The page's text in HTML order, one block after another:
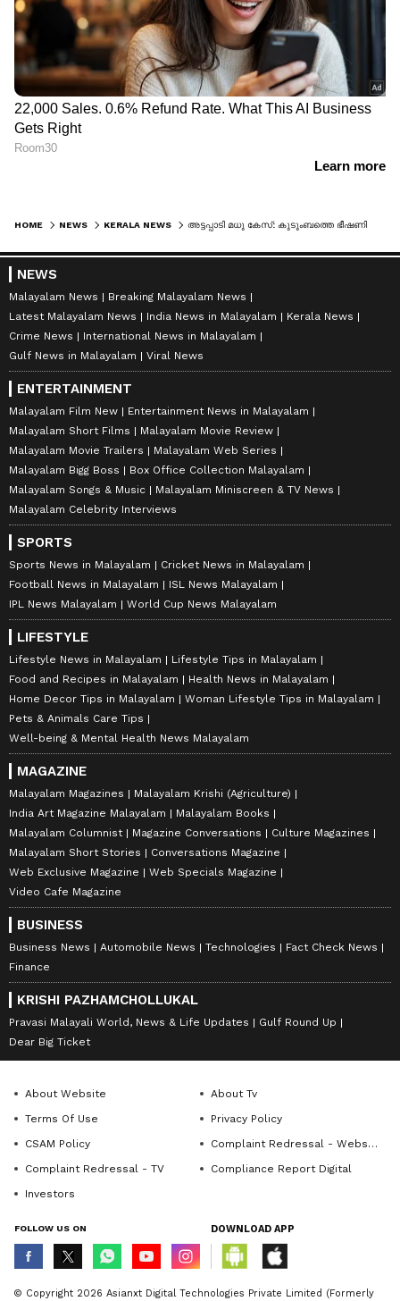
HOME NEWS KERALA NEWS
NEWS
Malayalam News
Breaking Malayalam News
Latest Malayalam News
India News in Malayalam
Kerala News
Crime News
International News in Malayalam
Gulf News in Malayalam
Viral News
ENTERTAINMENT
Malayalam Film New
Entertainment News in Malayalam
Malayalam Short Films
Malayalam Movie Review
Malayalam Movie Trailers
Malayalam Web Series
Malayalam Bigg Boss
Box Office Collection Malayalam
Malayalam Songs & Music
Malayalam Miniscreen & TV News
Malayalam Celebrity Interviews
SPORTS
Sports News in Malayalam
Cricket News in Malayalam
Football News in Malayalam
ISL News Malayalam
IPL News Malayalam
World Cup News Malayalam
LIFESTYLE
Lifestyle News in Malayalam
Lifestyle Tips in Malayalam
Food and Recipes in Malayalam
Health News in Malayalam
Home Decor Tips in Malayalam
Woman Lifestyle Tips in Malayalam
Pets & Animals Care Tips
Well-being & Mental Health News Malayalam
MAGAZINE
Malayalam Magazines
Malayalam Krishi (Agriculture)
India Art Magazine Malayalam
Malayalam Books
Malayalam Columnist
Magazine Conversations
Culture Magazines
Malayalam Short Stories
Conversations Magazine
Web Exclusive Magazine
Web Specials Magazine
Video Cafe Magazine
BUSINESS
Business News Automobile News Technologies
Fact Check News
Finance
KRISHI PAZHAMCHOLLUKAL
Pravasi Malayali World, News & Life Updates
Gulf Round Up
Dear Big Ticket
About Website
About Tv
Terms Of Use
Privacy Policy
CSAM Policy
Complaint Redressal - Website
Complaint Redressal - TV
Compliance Report Digital
Investors
FOLLOW US ON DOWNLOAD APP
© Copyright 2026 Asianxt Digital Technologies Private Limited (Formerly